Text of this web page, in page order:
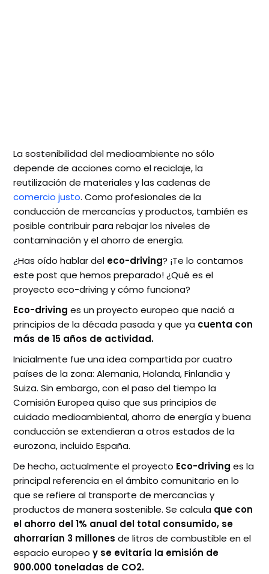
La sostenibilidad del medioambiente no sólo
depende de acciones como el reciclaje, la
reutilización de materiales y las cadenas de
comercio justo. Como profesionales de la
conducción de mercancías y productos, también es
posible contribuir para rebajar los niveles de
contaminación y el ahorro de energía.
¿Has oído hablar del eco-driving? ¡Te lo contamos
este post que hemos preparado! ¿Qué es el
proyecto eco-driving y cómo funciona?
Eco-driving es un proyecto europeo que nació a
principios de la década pasada y que ya cuenta con
más de 15 años de actividad.
Inicialmente fue una idea compartida por cuatro
países de la zona: Alemania, Holanda, Finlandia y
Suiza. Sin embargo, con el paso del tiempo la
Comisión Europea quiso que sus principios de
cuidado medioambiental, ahorro de energía y buena
conducción se extendieran a otros estados de la
eurozona, incluido España.
De hecho, actualmente el proyecto Eco-driving es la
principal referencia en el ámbito comunitario en lo
que se refiere al transporte de mercancías y
productos de manera sostenible. Se calcula que con
el ahorro del 1% anual del total consumido, se
ahorrarían 3 millonesde litros de combustible en el
espacio europeo y se evitaría la emisión de
900.000 toneladas de CO2.